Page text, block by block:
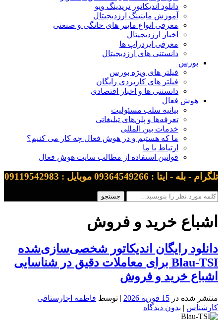
دانلود اندیکاتور تریدینگ ویو
آموزش ماینینگ ارزدیجیتال
معرفی انواع ماینر های خانگی و صنعتی
اخبار ارزدیجیتال
معرفی ایردراپ ها
دانستنی های ارزدیجیتال
بورس
فیلتر های ویژه بورس
فیلتر های کاربردی رایگان
دانستنی ها و اخبار اقتصادی
هوش فعال
بیانیه سلب مسئولیت
تعرفه‌ها و پلن‌های تبلیغاتی
خدمات بین المللی
ما که هستیم و در هوش فعال چه کار می کنیم؟
ارتباط با ما
قوانین استفاده از مطالب سایت هوش فعال
تلگرام - بله - ایتا : 09364549266 موبایل : 09119542983
اشباع خرید و فروش
دانلود رایگان اندیکاتور شخصی‌سازی‌شده
Blau-TSI برای معاملات دقیق در شناسایی
اشباع خرید و فروش
منتشر شده در 15 فوریه 2026 | توسط فاطمه اجارستاقی
کارشناس | بدون دیدگاه